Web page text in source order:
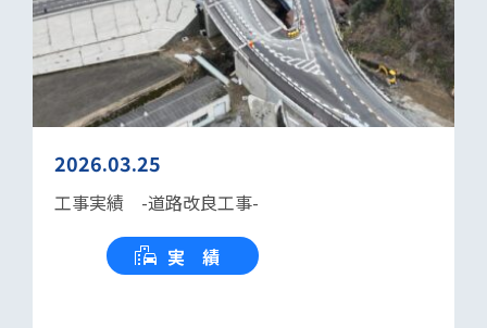
2026.03.25
工事実績 -道路改良工事-
実 績